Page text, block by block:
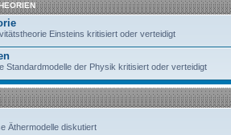
Einsteins kritisiert oder verteidigt
Standardmodelle der Physik kritisiert oder verteidigt
Äthermodelle diskutiert